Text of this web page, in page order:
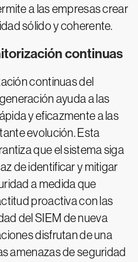
a las empresas crear
sólido y coherente.
continuas
continuas del
ayuda a las
y eficazmente a las
evolución. Esta
que el sistema siga
de identificar y mitigar
a medida que
proactiva con las
del SIEM de nueva
disfrutan de una
amenazas de seguridad